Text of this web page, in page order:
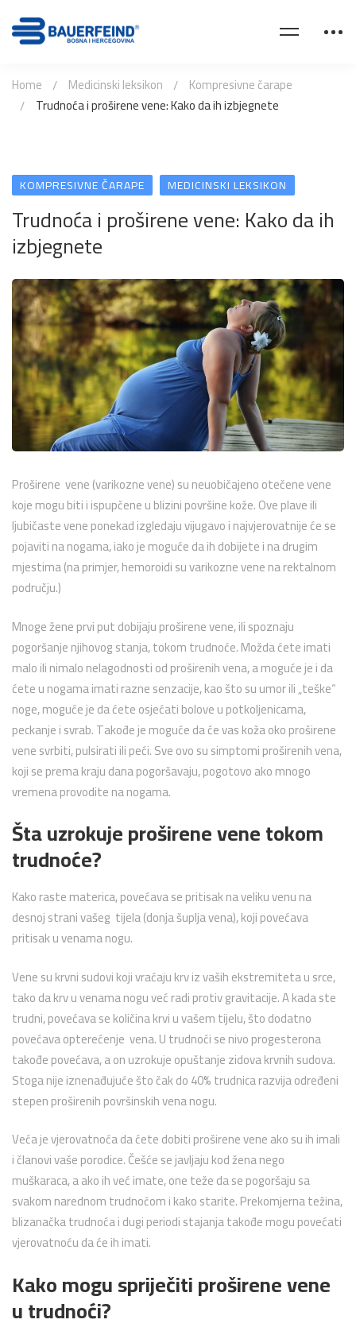
Home Medicinski leksikon
Kompresivne čarape
Trudnoća i proširene vene: Kako da ih izbjegnete
KOMPRESIVNE ČARAPE MEDICINSKI LEKSIKON
Trudnoća i proširene vene: Kako da ih
izbjegnete
Proširene vene (varikozne vene) su neuobičajeno otečene vene
koje mogu biti i ispupčene u blizini površine kože. Ove plave ili
ljubičaste vene ponekad izgledaju vijugavo i najvjerovatnije će se
pojaviti na nogama, iako je moguće da ih dobijete i na drugim
mjestima (na primjer, hemoroidi su varikozne vene na rektalnom
području.)
Mnoge žene prvi put dobijaju proširene vene, ili spoznaju
pogoršanje njihovog stanja, tokom trudnoće. Možda ćete imati
malo ili nimalo nelagodnosti od proširenih vena, a moguće je i da
ćete u nogama imati razne senzacije, kao što su umor ili „teške“
noge, moguće je da ćete osjećati bolove u potkoljenicama,
peckanje i svrab. Takođe je moguće da će vas koža oko proširene
vene svrbiti, pulsirati ili peći. Sve ovo su simptomi proširenih vena,
koji se prema kraju dana pogoršavaju, pogotovo ako mnogo
vremena provodite na nogama.
Šta uzrokuje proširene vene tokom
trudnoće?
Kako raste materica, povećava se pritisak na veliku venu na
desnoj strani vašeg tijela (donja šuplja vena), koji povećava
pritisak u venama nogu.
Vene su krvni sudovi koji vraćaju krv iz vaših ekstremiteta u srce,
tako da krv u venama nogu već radi protiv gravitacije. A kada ste
trudni, povećava se količina krvi u vašem tijelu, što dodatno
povećava opterećenje vena. U trudnoći se nivo progesterona
takođe povećava, a on uzrokuje opuštanje zidova krvnih sudova.
Stoga nije iznenađujuće što čak do 40% trudnica razvija određeni
stepen proširenih površinskih vena nogu.
Veća je vjerovatnoća da ćete dobiti proširene vene ako su ih imali
i članovi vaše porodice. Češće se javljaju kod žena nego
muškaraca, a ako ih već imate, one teže da se pogoršaju sa
svakom narednom trudnoćom i kako starite. Prekomjerna težina,
blizanačka trudnoća i dugi periodi stajanja takođe mogu povećati
vjerovatnoću da će ih imati.
Kako mogu spriječiti proširene vene
u trudnoći?